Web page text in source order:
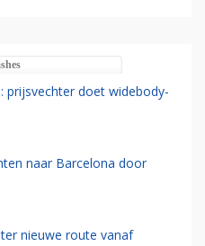
prijsvechter doet widebody-
naar Barcelona door
nieuwe route vanaf